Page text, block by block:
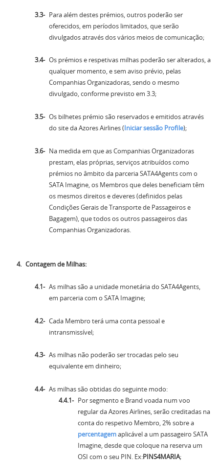
Para além destes prémios, outros poderão ser
oferecidos, em períodos limitados, que serão
divulgados através dos vários meios de comunicação;
Os prémios e respetivas milhas poderão ser alterados, a
qualquer momento, e sem aviso prévio, pelas
Companhias Organizadoras, sendo o mesmo
divulgado, conforme previsto em 3.3;
Os bilhetes prémio são reservados e emitidos através
do site da Azores Airlines (Iniciar sessão Profile);
Na medida em que as Companhias Organizadoras
prestam, elas próprias, serviços atribuídos como
prémios no âmbito da parceria SATA4Agents com o
SATA Imagine, os Membros que deles beneficiam têm
os mesmos direitos e deveres (definidos pelas
Condições Gerais de Transporte de Passageiros e
Bagagem), que todos os outros passageiros das
Companhias Organizadoras.
Contagem de Milhas:
As milhas são a unidade monetária do SATA4Agents,
em parceria com o SATA Imagine;
Cada Membro terá uma conta pessoal e
intransmissível;
As milhas não poderão ser trocadas pelo seu
equivalente em dinheiro;
As milhas são obtidas do seguinte modo:
Por segmento e Brand voada num voo
regular da Azores Airlines, serão creditadas na
conta do respetivo Membro, 2% sobre a
percentagemaplicável a um passageiro SATA
Imagine, desde que coloque na reserva um
OSI com o seu PIN. Ex:PINS4MARIA;